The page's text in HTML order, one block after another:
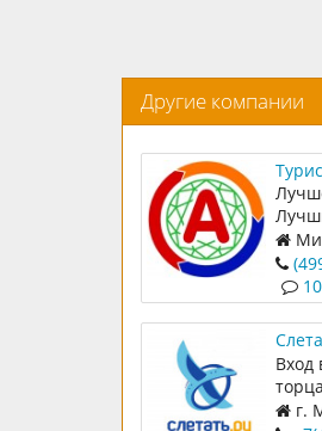
Другие компании
тур"
Вход
г.